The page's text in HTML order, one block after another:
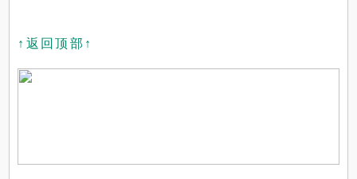
↑返回顶部↑